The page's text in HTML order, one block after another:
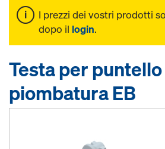
I prezzi dei vostri prodotti
dopo il login.
Testa per
piombatura EB